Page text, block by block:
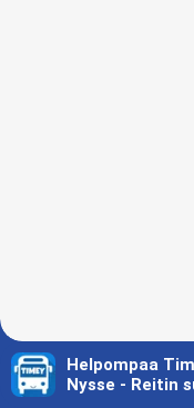
Helpompaa
Nysse - Reitin